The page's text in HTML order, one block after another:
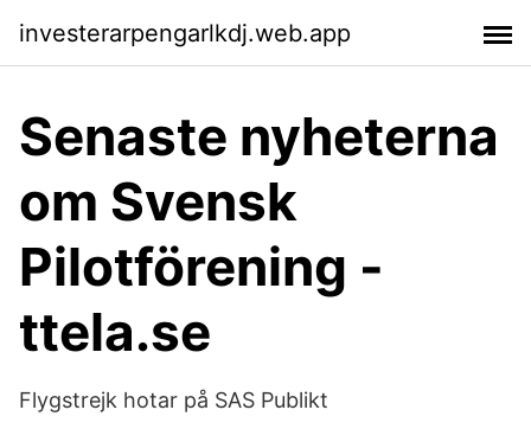
investerarpengarlkdj.web.app
Senaste nyheterna
om Svensk
Pilotförening -
ttela.se
Flygstrejk hotar på SAS Publikt